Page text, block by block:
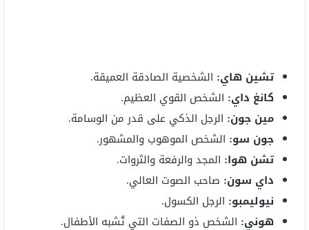
تشين هاي: الشخصية الصادقة العميقة.
كانغ داي: الشخص القوي العظيم.
مين جون: الرجل الذكي على قدر من الوسامة.
جون سو: الشخص الموهوب والمشهور.
تشن هوا: المجد والرفعة والثروات.
داي سون: صاحب الصوت العالي.
نيوليمبو: الرجل الكسول.
هوني: الشخص ذو الصفات التي تُشبه الأطفال.